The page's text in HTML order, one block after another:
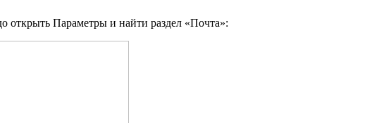
открыть Параметры и найти раздел «Почта»: